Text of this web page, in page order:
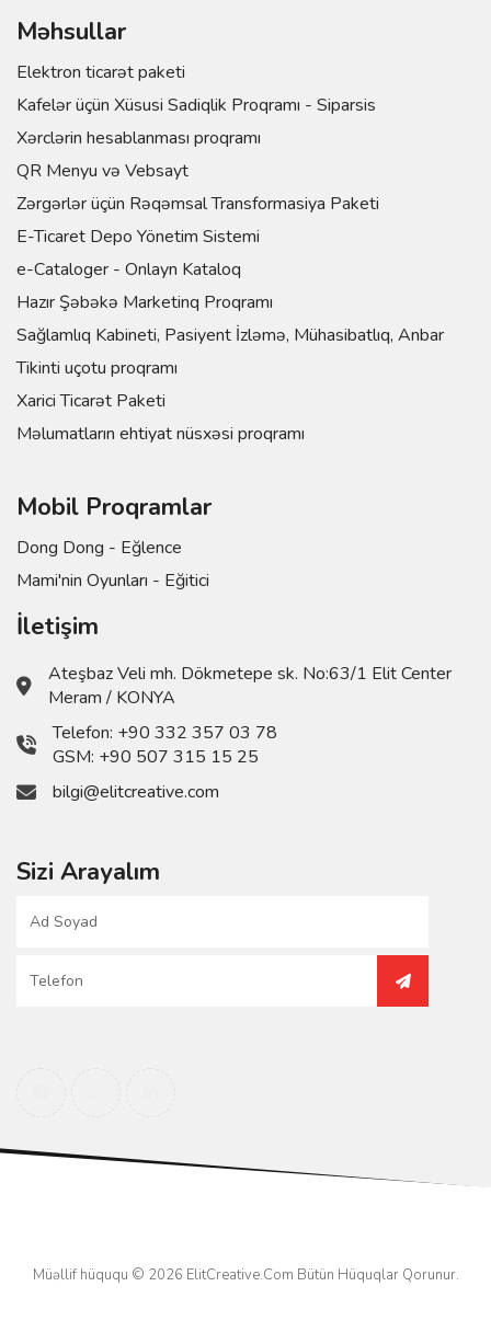
Məhsullar
Elektron ticarət paketi
Kafelər üçün Xüsusi Sadiqlik Proqramı - Siparsis
Xərclərin hesablanması proqramı
QR Menyu və Vebsayt
Zərgərlər üçün Rəqəmsal Transformasiya Paketi
E-Ticaret Depo Yönetim Sistemi
e-Cataloger - Onlayn Kataloq
Hazır Şəbəkə Marketinq Proqramı
Sağlamlıq Kabineti, Pasiyent İzləmə, Mühasibatlıq, Anbar
Tikinti uçotu proqramı
Xarici Ticarət Paketi
Məlumatların ehtiyat nüsxəsi proqramı
Mobil Proqramlar
Dong Dong - Eğlence
Mami'nin Oyunları - Eğitici
İletişim
Ateşbaz Veli mh. Dökmetepe sk. No:63/1 Elit Center
Meram / KONYA
Telefon: +90 332 357 03 78
GSM: +90 507 315 15 25
bilgi@elitcreative.com
Sizi Arayalım
Müəllif hüququ © 2026 ElitCreative.Com Bütün Hüquqlar Qorunur.